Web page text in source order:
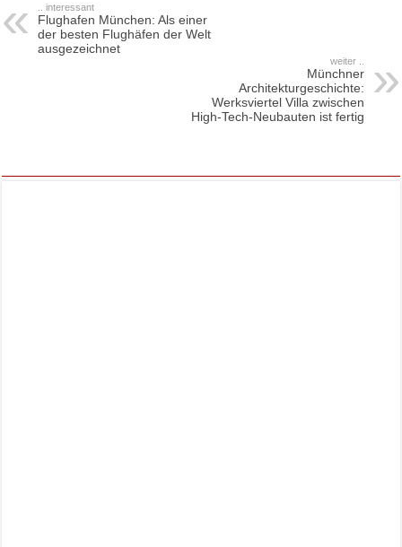
.. interessant
Flughafen München: Als einer
der besten Flughäfen der Welt
ausgezeichnet
weiter ..
Münchner
Architekturgeschichte:
Werksviertel Villa zwischen
High-Tech-Neubauten ist fertig